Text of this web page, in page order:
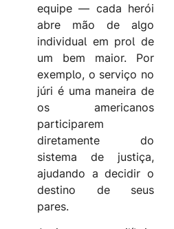
equipe — cada herói
abre mão de algo
individual em prol de
um bem maior. Por
exemplo, o serviço no
júri é uma maneira de
os americanos
participarem
diretamente do
sistema de justiça,
ajudando a decidir o
destino de seus
pares.